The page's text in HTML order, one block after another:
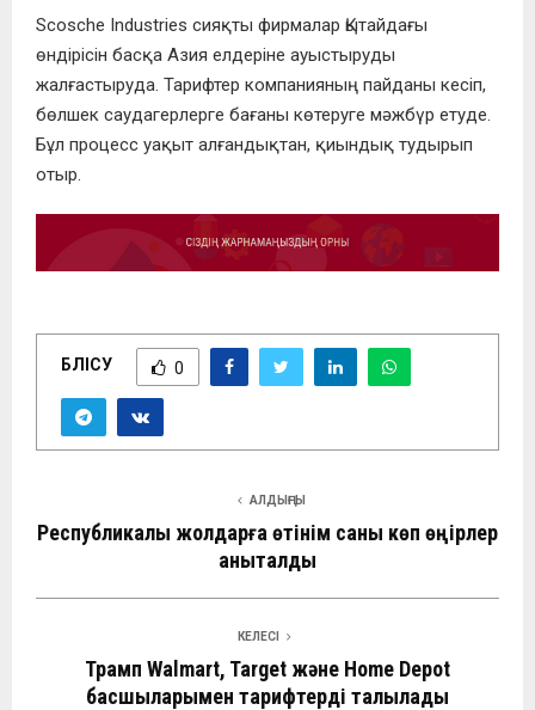
Scosche Industries сияқты фирмалар Қытайдағы
өндірісін басқа Азия елдеріне ауыстыруды
жалғастыруда. Тарифтер компанияның пайданы кесіп,
бөлшек саудагерлерге бағаны көтеруге мәжбүр етуде.
Бұл процесс уақыт алғандықтан, қиындық тудырып
отыр.
БӨЛІСУ 0
АЛДЫҢҒЫ
Республикалық жолдарға өтінім саны көп өңірлер
анықталды
КЕЛЕСІ
Трамп Walmart, Target және Home Depot
басшыларымен тарифтерді талқылады